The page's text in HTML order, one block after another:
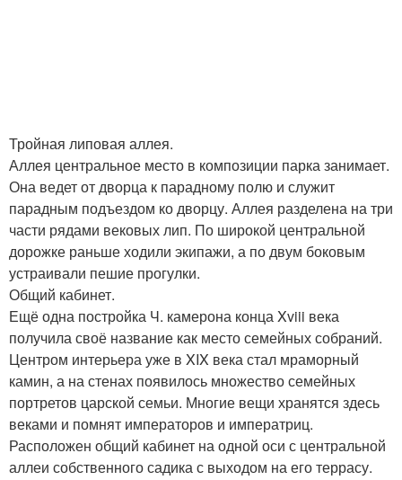
Тройная липовая аллея.
Аллея центральное место в композиции парка занимает.
Она ведет от дворца к парадному полю и служит
парадным подъездом ко дворцу. Аллея разделена на три
части рядами вековых лип. По широкой центральной
дорожке раньше ходили экипажи, а по двум боковым
устраивали пешие прогулки.
Общий кабинет.
Ещё одна постройка Ч. камерона конца Xviii века
получила своё название как место семейных собраний.
Центром интерьера уже в XIX века стал мраморный
камин, а на стенах появилось множество семейных
портретов царской семьи. Многие вещи хранятся здесь
веками и помнят императоров и императриц.
Расположен общий кабинет на одной оси с центральной
аллеи собственного садика с выходом на его террасу.